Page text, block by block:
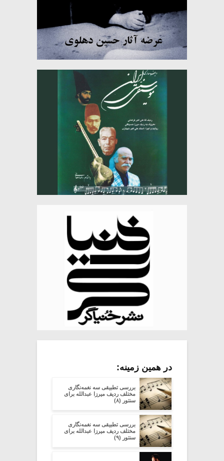
در همین زمینه:
بررسی تطبیقی سه نغمه‌نگاری
مختلف ردیف میرزا عبدالله برای
سنتور (۸)
بررسی تطبیقی سه نغمه‌نگاری
مختلف ردیف میرزا عبدالله برای
سنتور (۹)